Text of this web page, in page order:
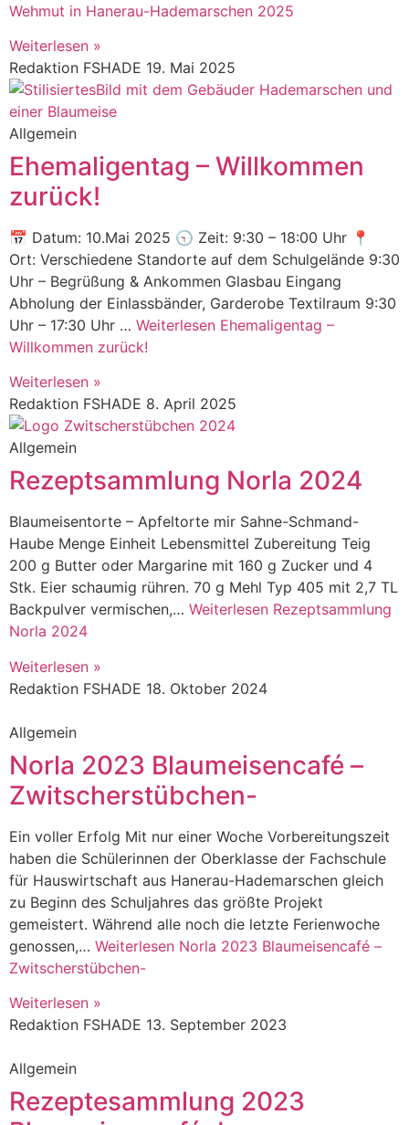
Wehmut in Hanerau-Hademarschen 2025
Weiterlesen »
Redaktion FSHADE 19. Mai 2025
Allgemein
Ehemaligentag – Willkommen
zurück!
📅 Datum: 10.Mai 2025 🕤 Zeit: 9:30 – 18:00 Uhr 📍
Ort: Verschiedene Standorte auf dem Schulgelände 9:30
Uhr – Begrüßung & Ankommen Glasbau Eingang
Abholung der Einlassbänder, Garderobe Textilraum 9:30
Uhr – 17:30 Uhr … Weiterlesen Ehemaligentag –
Willkommen zurück!
Weiterlesen »
Redaktion FSHADE 8. April 2025
Allgemein
Rezeptsammlung Norla 2024
Blaumeisentorte – Apfeltorte mir Sahne-Schmand-
Haube Menge Einheit Lebensmittel Zubereitung Teig
200 g Butter oder Margarine mit 160 g Zucker und 4
Stk. Eier schaumig rühren. 70 g Mehl Typ 405 mit 2,7 TL
Backpulver vermischen,… Weiterlesen Rezeptsammlung
Norla 2024
Weiterlesen »
Redaktion FSHADE 18. Oktober 2024
Allgemein
Norla 2023 Blaumeisencafé –
Zwitscherstübchen-
Ein voller Erfolg Mit nur einer Woche Vorbereitungszeit
haben die Schülerinnen der Oberklasse der Fachschule
für Hauswirtschaft aus Hanerau-Hademarschen gleich
zu Beginn des Schuljahres das größte Projekt
gemeistert. Während alle noch die letzte Ferienwoche
genossen,… Weiterlesen Norla 2023 Blaumeisencafé –
Zwitscherstübchen-
Weiterlesen »
Redaktion FSHADE 13. September 2023
Allgemein
Rezeptesammlung 2023